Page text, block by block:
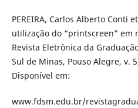
PEREIRA, Carlos Alberto Conti
utilização do “printscreen” em
Revista Eletrônica da
Sul de Minas, Pouso Alegre, v.
Disponível em:
www.fdsm.edu.br/